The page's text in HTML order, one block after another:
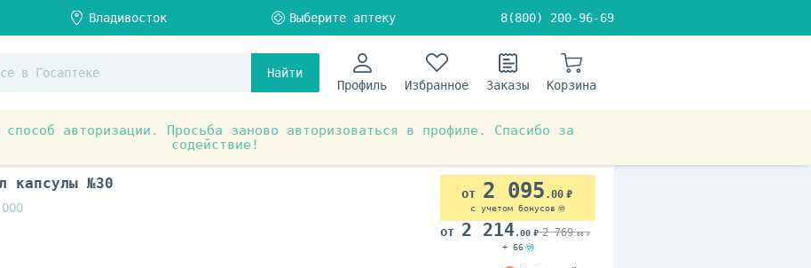
8(800) 200-96-69
Найти
Профиль
Избранное Заказы Корзина
способ авторизации. Просьба заново авторизоваться в профиле. Спасибо за
содействие!
капсулы №30 2 095 .00
с учетом бонусов
2 214.00 2 769.00
+ 66